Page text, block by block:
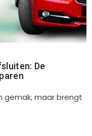
De
gemak, maar brengt